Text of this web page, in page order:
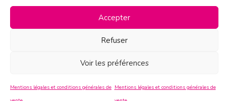
Accepter
Refuser
Voir les préférences
Mentions légales et conditions générales de Mentions légales et conditions générales de